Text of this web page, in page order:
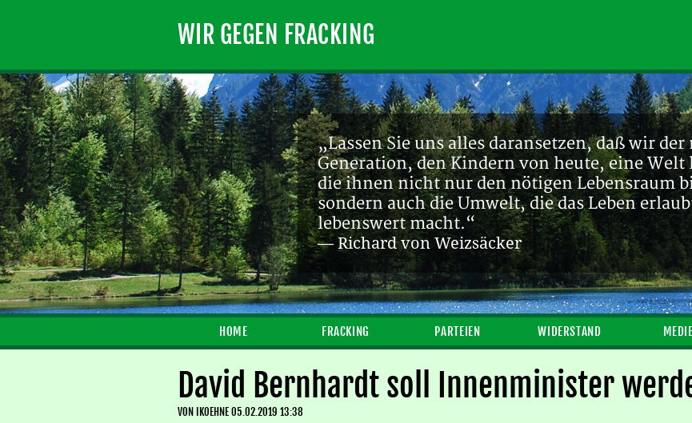
WIR GEGEN FRACKING
„Lassen Sie uns alles daransetzen, daß wir der
Generation, den Kindern von heute, eine
die ihnen nicht nur den nötigen Lebensraum
sondern auch die Umwelt, die das Leben
lebenswert macht.“
— Richard von Weizsäcker
HOME FRACKING PARTEIEN WIDERSTAND
David Bernhardt soll Innenminister
VON IKOEHNE05.02.2019 13:38